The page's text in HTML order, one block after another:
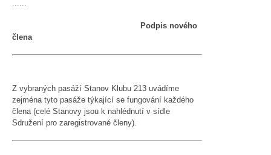
Podpis nového
člena
Z vybraných pasáží Stanov Klubu 213 uvádíme
zejména tyto pasáže týkající se fungování každého
člena (celé Stanovy jsou k nahlédnutí v sídle
Sdružení pro zaregistrované členy).